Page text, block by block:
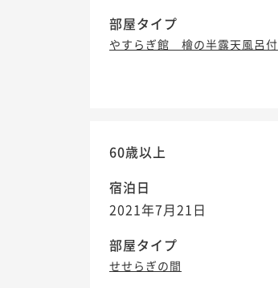
部屋タイプ
やすらぎ館 檜の半露天風呂付
60歳以上
宿泊日
2021年7月21日
部屋タイプ
せせらぎの間